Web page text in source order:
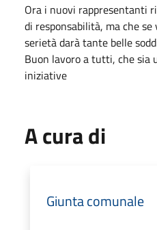
Ora i nuovi rappresentanti
di responsabilità, ma che
serietà darà tante belle
Buon lavoro a tutti, che sia
iniziative
A cura di
Giunta comunale